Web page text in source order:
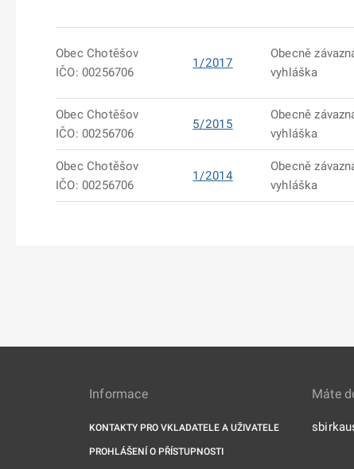
Obec Chotěšov
IČO: 00256706
1/2017
Obecně
vyhláška
Obec Chotěšov
IČO: 00256706
5/2015
Obecně
vyhláška
Obec Chotěšov
IČO: 00256706
1/2014
Obecně
vyhláška
Informace
KONTAKTY PRO VKLADATELE A UŽIVATELE
PROHLÁŠENÍ O PŘÍSTUPNOSTI
Máte